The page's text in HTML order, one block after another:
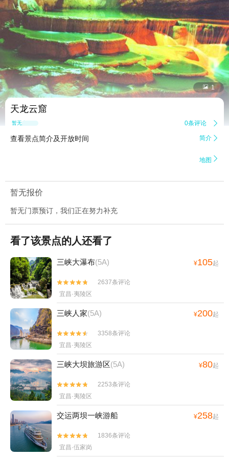
 1
天龙云窟
暂无点评 0条评论 
查看景点简介及开放时间 简介 
地图 
暂无报价
暂无门票预订，我们正在努力补充
看了该景点的人还看了
三峡大瀑布(5A) ¥105起


2637条评论
宜昌·夷陵区
三峡人家(5A) ¥200起


3358条评论
宜昌·夷陵区
三峡大坝旅游区(5A) ¥80起


2253条评论
宜昌·夷陵区
交运两坝一峡游船 ¥258起


1836条评论
宜昌·伍家岗
